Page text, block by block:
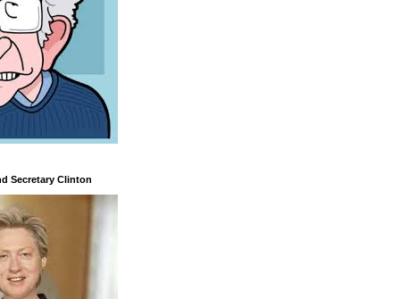
Secretary Clinton